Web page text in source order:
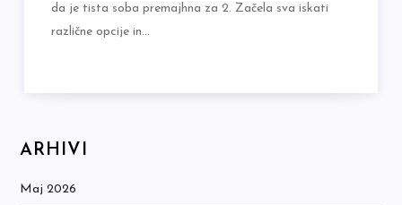
da je tista soba premajhna za 2. Začela sva iskati
različne opcije in…
ARHIVI
Maj 2026